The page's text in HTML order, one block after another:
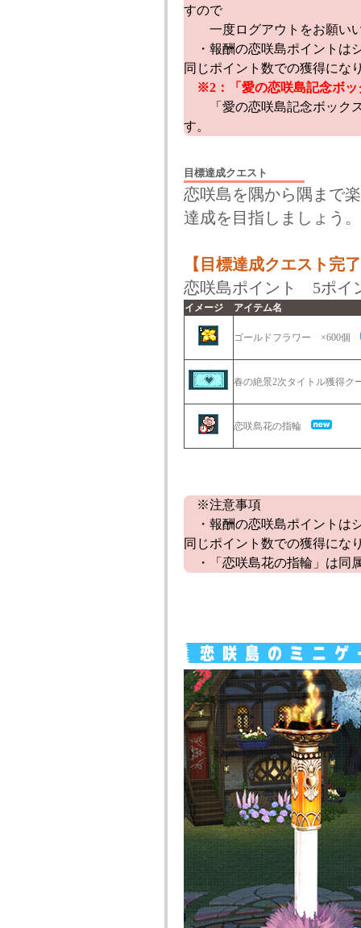
すので
一度ログアウトをお願い
・報酬の恋咲島ポイントは
同じポイント数での獲得にな
※2：「愛の恋咲島記念ボッ
「愛の恋咲島記念ボックス
す。
目標達成クエスト
恋咲島を隅から隅まで
達成を目指しましょう。
【目標達成クエスト完
恋咲島ポイント 5ポイ
イメージ アイテム名
ゴールドフラワー ×600個
春の絶景2次タイトル獲得
恋咲島花の指輪
※注意事項
・報酬の恋咲島ポイントは
同じポイント数での獲得にな
・「恋咲島花の指輪」は同